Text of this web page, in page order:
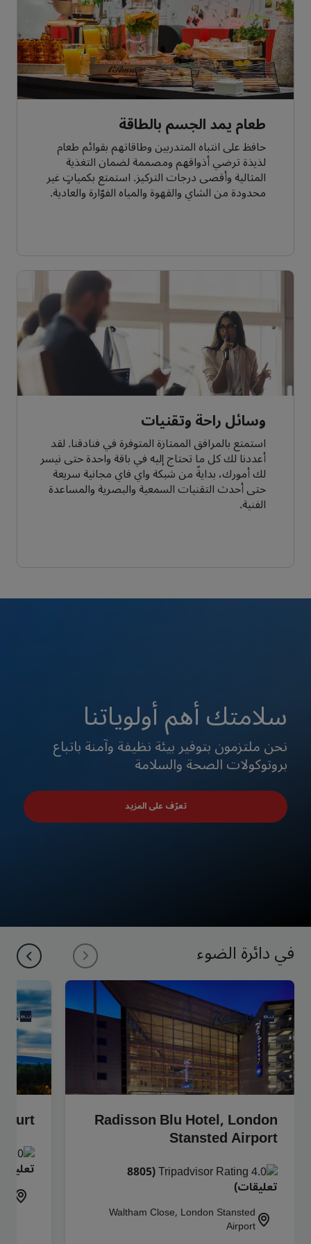
طعام يمد الجسم بالطاقة
حافظ على انتباه المتدربين وطاقاتهم بقوائم طعام
لذيذة ترضي أذواقهم ومصممة لضمان التغذية
المثالية وأقصى درجات التركيز. استمتع بكمياتٍ غير
محدودة من الشاي والقهوة والمياه الفوّارة والعادية.
وسائل راحة وتقنيات
استمتع بالمرافق الممتازة المتوفرة في فنادقنا. لقد
أعددنا لك كل ما تحتاج إليه في باقة واحدة حتى نيسر
لك أمورك، بدايةً من شبكة واي فاي مجانية سريعة
حتى أحدث التقنيات السمعية والبصرية والمساعدة
الفنية.
سلامتك أهم أولوياتنا
نحن ملتزمون بتوفير بيئة نظيفة وآمنة باتباع
بروتوكولات الصحة والسلامة
تعرّف على المزيد
في دائرة الضوء
Radisson Blu Hotel, London
Stansted Airport
(8805
تعليقات)
Waltham Close, London Stansted
Airport